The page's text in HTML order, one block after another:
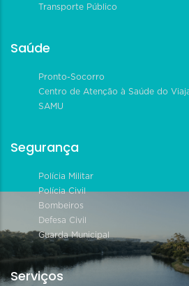
Transporte Público
Saúde
Pronto-Socorro
Centro de Atenção à Saúde do
SAMU
Segurança
Polícia Militar
Polícia Civil
Bombeiros
Defesa Civil
Guarda Municipal
Serviços